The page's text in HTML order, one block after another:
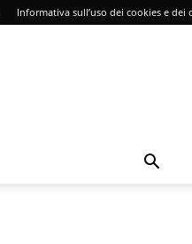
Informativa sull’uso dei cookies e dei